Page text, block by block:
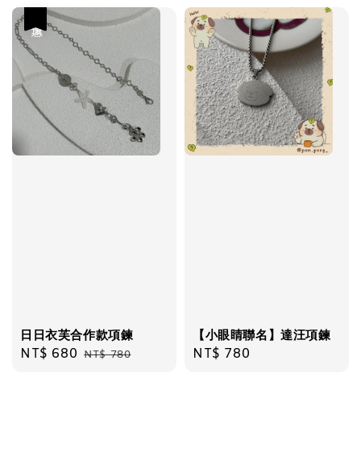
日日衣芙合作款項鍊
Sale
NT$ 680 Regular
NT$ 780
【小眼睛聯名】達汪項鍊
Regular
NT$ 780